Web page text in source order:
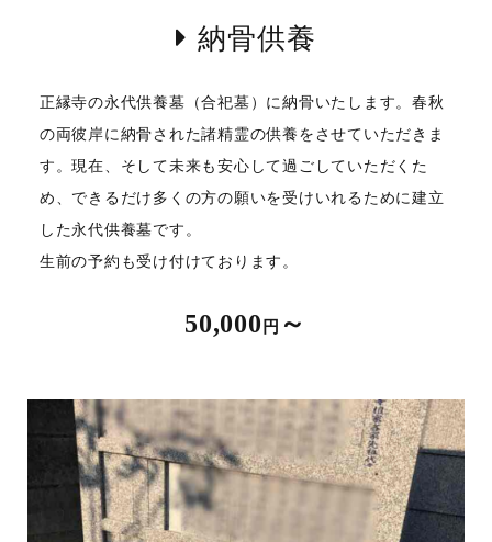
納骨供養
正縁寺の永代供養墓（合祀墓）に納骨いたします。春秋
の両彼岸に納骨された諸精霊の供養をさせていただきま
す。現在、そして未来も安心して過ごしていただくた
め、できるだけ多くの方の願いを受けいれるために建立
した永代供養墓です。
生前の予約も受け付けております。
50,000 円 ～